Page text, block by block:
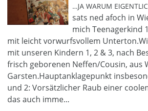
…JA WARUM
sats ned afoch in
mich Teenagerkind
mit leicht vorwurfsvollem
mit unseren Kindern 1, 2 & 3, nach
frisch geborenen Neffen/Cousin, aus
Garsten.Hauptanklagepunkt
und 2: Vorsätzlicher Raub einer
das auch imme...